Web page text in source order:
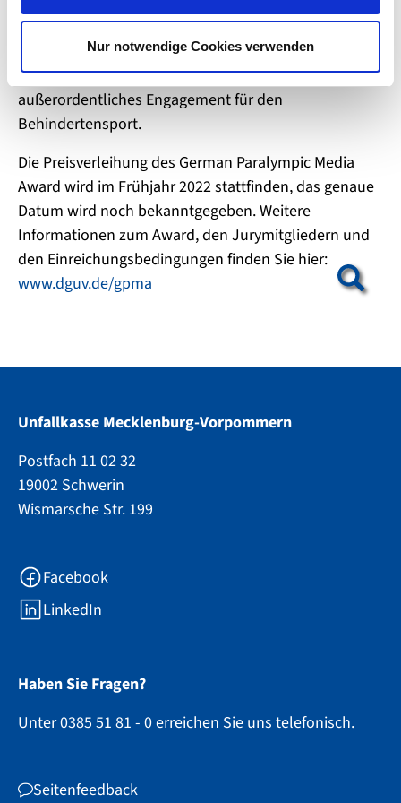
l
Nur notwendige Cookies verwenden
(Gestaltung einer ganzen Seite oder eines
Portals)
Zusätzlich gibt es einen Sonderpreis für
außerordentliches Engagement für den
Behindertensport.
Die Preisverleihung des German Paralympic Media
Award wird im Frühjahr 2022 stattfinden, das genaue
Datum wird noch bekanntgegeben. Weitere
Informationen zum Award, den Jurymitgliedern und
den Einreichungsbedingungen finden Sie hier:
www.dguv.de/gpma
Unfallkasse Mecklenburg-Vorpommern
Postfach 11 02 32
19002 Schwerin
Wismarsche Str. 199
Facebook
LinkedIn
Haben Sie Fragen?
Unter 0385 51 81 - 0 erreichen Sie uns telefonisch.
Seitenfeedback